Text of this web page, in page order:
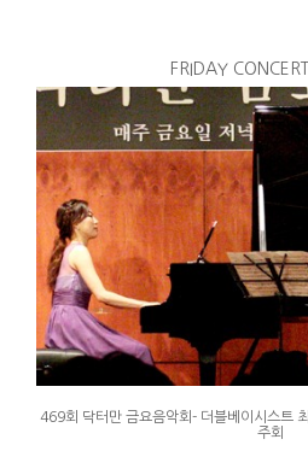
FRIDAY
469회 닥터만 금요음악회- 더블베이시스트
주회